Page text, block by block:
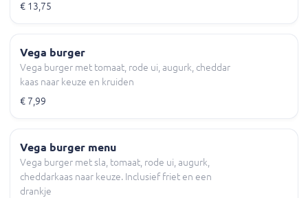
€ 13,75
Vega burger
Vega burger met tomaat, rode ui, augurk, cheddar
kaas naar keuze en kruiden
€ 7,99
Vega burger menu
Vega burger met sla, tomaat, rode ui, augurk,
cheddarkaas naar keuze. Inclusief friet en een
drankje